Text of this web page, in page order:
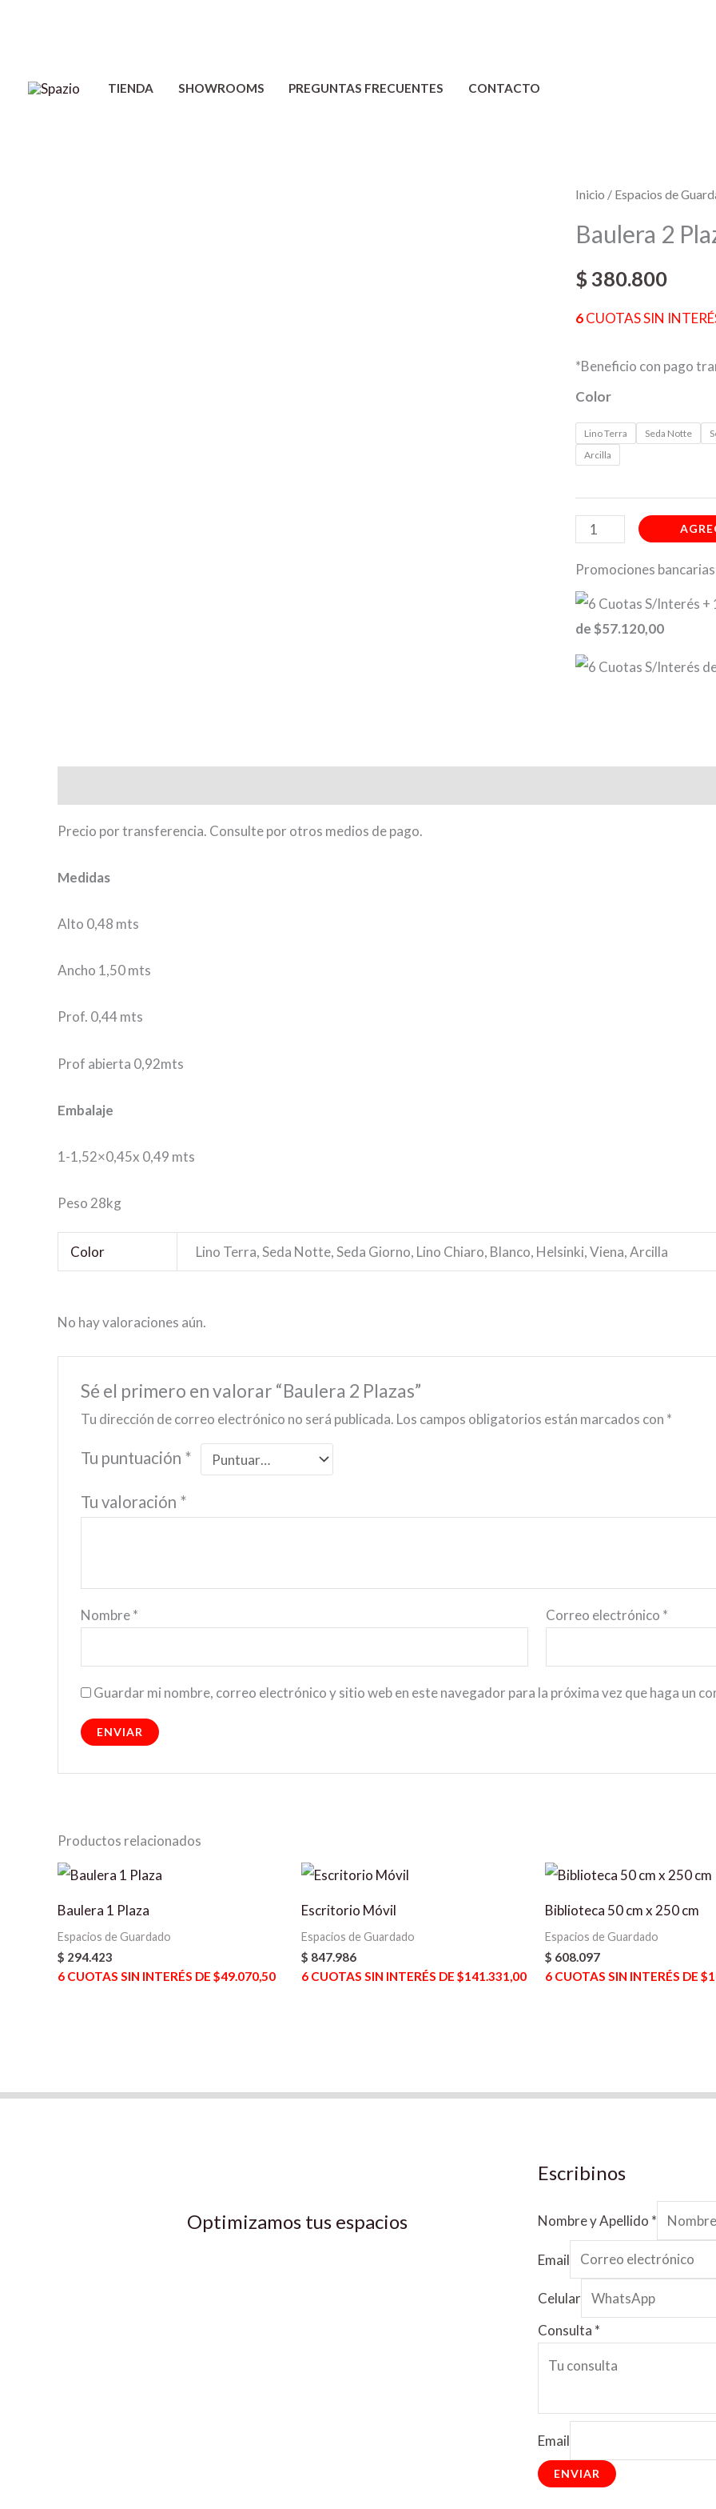
TIENDA SHOWROOMS PREGUNTAS FRECUENTES CONTACTO
Inicio / Espacios de
Baulera 2
$380.800
6CUOTAS SIN
*Beneficio con pago
Color
Lino Terra Seda Notte
Arcilla
Baulera
Plazas
cantidad
Promociones
de$57.120,00
Precio por transferencia. Consulte por otros medios de pago.
Medidas
Alto 0,48 mts
Ancho 1,50 mts
Prof. 0,44 mts
Prof abierta 0,92mts
Embalaje
1-1,52×0,45x 0,49 mts
Peso 28kg
Color Lino Terra, Seda Notte, Seda Giorno, Lino Chiaro, Blanco, Helsinki, Viena, Arcilla
No hay valoraciones aún.
Sé el primero en valorar “Baulera 2 Plazas”
Tu dirección de correo electrónico no será publicada. Los campos obligatorios están marcados con *
Tu puntuación *
Tu valoración *
Nombre* Correo electrónico *
Guardar mi nombre, correo electrónico y sitio web en este navegador para la próxima vez que haga un
Productos relacionados
Baulera 1 Plaza
Espacios de Guardado
$ 294.423
6 CUOTAS SIN INTERÉS DE $49.070,50
Escritorio Móvil
Espacios de Guardado
$ 847.986
6 CUOTAS SIN INTERÉS DE $141.331,00
Biblioteca 50 cm x 250 cm
Espacios de Guardado
$ 608.097
6 CUOTAS SIN INTERÉS DE
Optimizamos tus espacios
Escribinos
Nombre y Apellido *
Email
Celular
Consulta *
Email
ENVIAR